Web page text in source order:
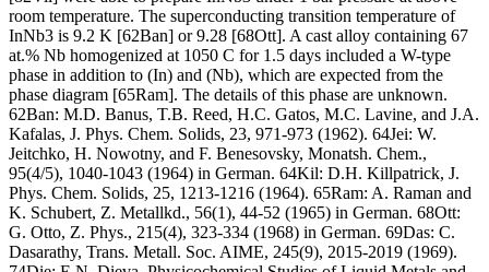
room temperature. The superconducting transition temperature of
InNb3 is 9.2 K [62Ban] or 9.28 [68Ott]. A cast alloy containing 67
at.% Nb homogenized at 1050 C for 1.5 days included a W-type
phase in addition to (In) and (Nb), which are expected from the
phase diagram [65Ram]. The details of this phase are unknown.
62Ban: M.D. Banus, T.B. Reed, H.C. Gatos, M.C. Lavine, and J.A.
Kafalas, J. Phys. Chem. Solids, 23, 971-973 (1962). 64Jei: W.
Jeitchko, H. Nowotny, and F. Benesovsky, Monatsh. Chem.,
95(4/5), 1040-1043 (1964) in German. 64Kil: D.H. Killpatrick, J.
Phys. Chem. Solids, 25, 1213-1216 (1964). 65Ram: A. Raman and
K. Schubert, Z. Metallkd., 56(1), 44-52 (1965) in German. 68Ott:
G. Otto, Z. Phys., 215(4), 323-334 (1968) in German. 69Das: C.
Dasarathy, Trans. Metall. Soc. AIME, 245(9), 2015-2019 (1969).